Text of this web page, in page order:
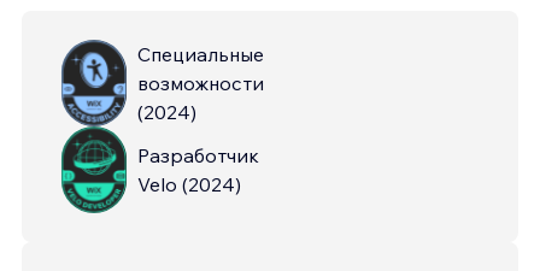
Специальные
возможности
(2024)
Разработчик
Velo (2024)